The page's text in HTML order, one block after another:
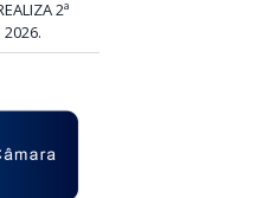
2ª
2026.